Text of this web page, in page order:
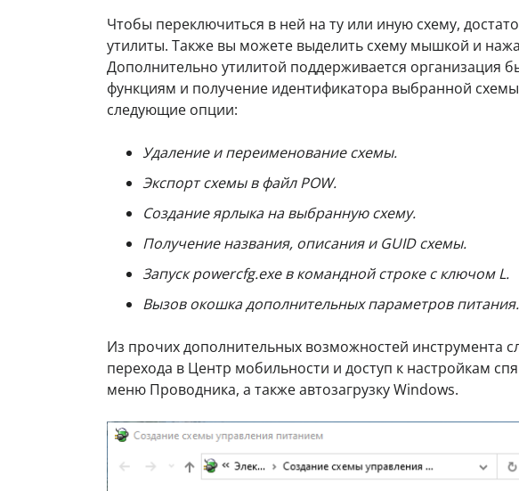
Чтобы переключиться в ней на ту или иную схему,
утилиты. Также вы можете выделить схему мышкой и
Дополнительно утилитой поддерживается организация
функциям и получение идентификатора выбранной
следующие опции:
Удаление и переименование схемы.
Экспорт схемы в файл POW.
Создание ярлыка на выбранную схему.
Получение названия, описания и GUID схемы.
Запуск powercfg.exe в командной строке с ключом L.
Вызов окошка дополнительных параметров питания.
Из прочих дополнительных возможностей инструмента
перехода в Центр мобильности и доступ к настройкам
меню Проводника, а также автозагрузку Windows.